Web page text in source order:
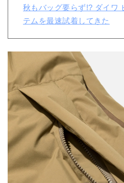
秋もバッグ要らず!? ダイワ
テムを最速試着してきた